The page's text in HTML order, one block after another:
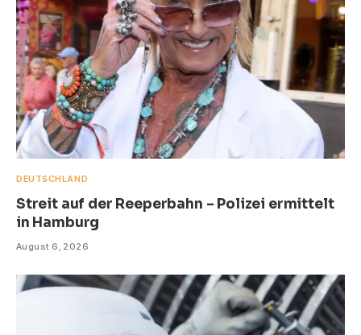
DEUTSCHLAND
Streit auf der Reeperbahn – Polizei ermittelt
in Hamburg
August 6, 2026